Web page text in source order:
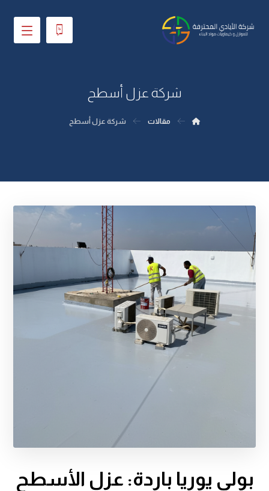
شركة عزل أسطح
مقالات شركة عزل أسطح
بولي يوريا باردة: عزل الأسطح